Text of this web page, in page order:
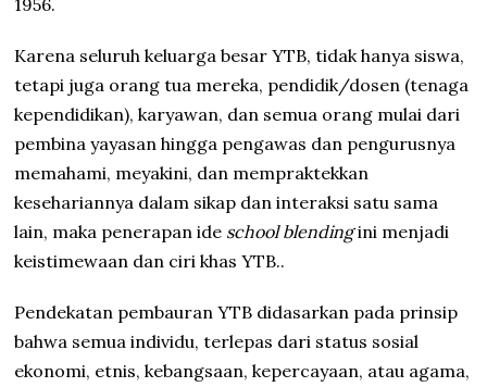
1956.
Karena seluruh keluarga besar YTB, tidak hanya siswa,
tetapi juga orang tua mereka, pendidik/dosen (tenaga
kependidikan), karyawan, dan semua orang mulai dari
pembina yayasan hingga pengawas dan pengurusnya
memahami, meyakini, dan mempraktekkan
kesehariannya dalam sikap dan interaksi satu sama
lain, maka penerapan ide school blendingini menjadi
keistimewaan dan ciri khas YTB..
Pendekatan pembauran YTB didasarkan pada prinsip
bahwa semua individu, terlepas dari status sosial
ekonomi, etnis, kebangsaan, kepercayaan, atau agama,